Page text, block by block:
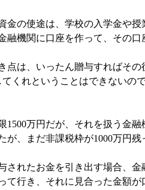
の使途は、学校の入学金や
融機関に口座を作って、その口
は、いったん贈与すればその
くれということはできないの
万円だが、それを扱う金
が、まだ非課税枠が1000万円
れたお金を引き出す場合、
て行き、それに見合った金額